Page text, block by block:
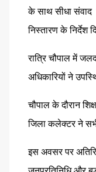
के साथ सीधा संवाद
निस्तारण के निर्देश
रात्रि चौपाल में
अधिकारियों ने
चौपाल के दौरान
जिला कलेक्टर ने
इस अवसर पर